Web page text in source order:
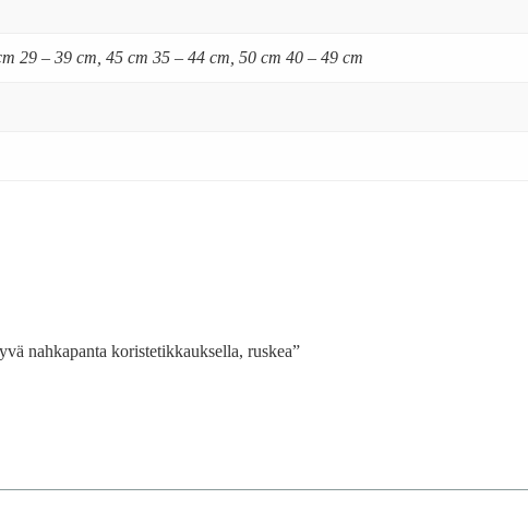
29 – 39 cm, 45 cm 35 – 44 cm, 50 cm 40 – 49 cm
nahkapanta koristetikkauksella, ruskea”